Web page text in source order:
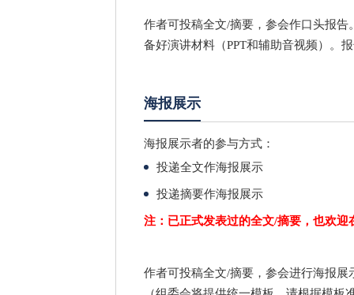
作者可投稿全文/摘要，参会作口头报
备好演讲材料（PPT和辅助音视频）。
海报展示
海报展示者的参与方式：
投递全文作海报展示
投递摘要作海报展示
注：已正式发表过的全文/摘要，也欢迎
作者可投稿全文/摘要，参会进行海报